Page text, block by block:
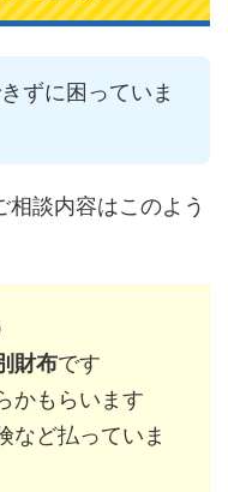
ずに困っていま
談内容はこのよう
財布です
かもらいます
など払っていま